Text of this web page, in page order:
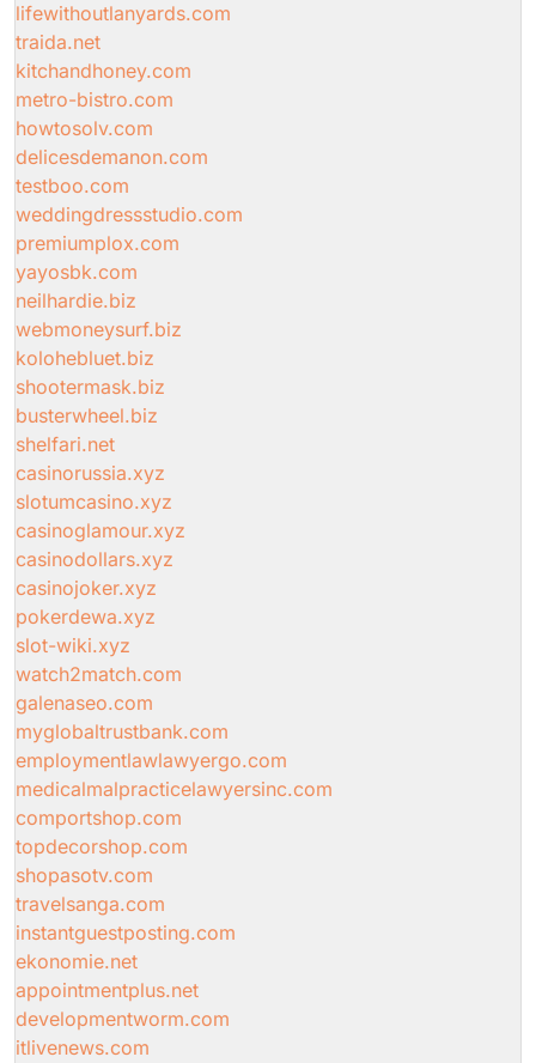
lifewithoutlanyards.com
traida.net
kitchandhoney.com
metro-bistro.com
howtosolv.com
delicesdemanon.com
testboo.com
weddingdressstudio.com
premiumplox.com
yayosbk.com
neilhardie.biz
webmoneysurf.biz
kolohebluet.biz
shootermask.biz
busterwheel.biz
shelfari.net
casinorussia.xyz
slotumcasino.xyz
casinoglamour.xyz
casinodollars.xyz
casinojoker.xyz
pokerdewa.xyz
slot-wiki.xyz
watch2match.com
galenaseo.com
myglobaltrustbank.com
employmentlawlawyergo.com
medicalmalpracticelawyersinc.com
comportshop.com
topdecorshop.com
shopasotv.com
travelsanga.com
instantguestposting.com
ekonomie.net
appointmentplus.net
developmentworm.com
itlivenews.com